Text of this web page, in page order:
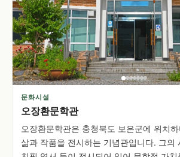
문화시설
오장환문학관
오장환문학관은 충청북도 보은군에 위치
삶과 작품을 전시하는 기념관입니다. 그의